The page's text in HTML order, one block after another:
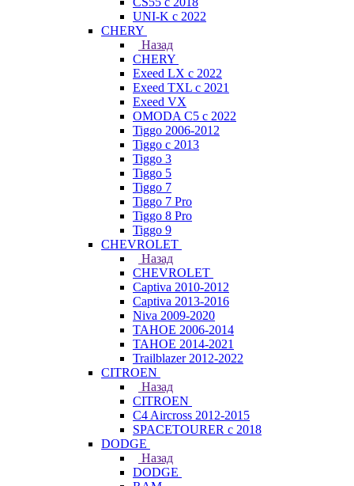
UNI-K с 2022
CHERY
Назад
CHERY
Exeed LX с 2022
Exeed TXL с 2021
Exeed VX
OMODA C5 с 2022
Tiggo 2006-2012
Tiggo с 2013
Tiggo 3
Tiggo 5
Tiggo 7
Tiggo 7 Pro
Tiggo 8 Pro
Tiggo 9
CHEVROLET
Назад
CHEVROLET
Captiva 2010-2012
Captiva 2013-2016
Niva 2009-2020
TAHOE 2006-2014
TAHOE 2014-2021
Trailblazer 2012-2022
CITROEN
Назад
CITROEN
C4 Aircross 2012-2015
SPACETOURER с 2018
DODGE
Назад
DODGE